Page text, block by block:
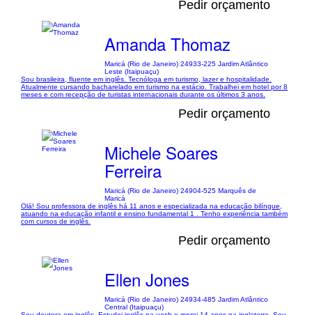
Pedir orçamento
Amanda Thomaz
Maricá (Rio de Janeiro) 24933-225 Jardim Atlântico
Leste (Itaipuaçu)
Sou brasileira, fluente em inglês. Tecnóloga em turismo, lazer e hospitalidade.
Atualmente cursando bacharelado em turismo na estácio. Trabalhei em hotel por 8
meses e com recepção de turistas internacionais durante os últimos 3 anos.
Pedir orçamento
Michele Soares
Ferreira
Maricá (Rio de Janeiro) 24904-525 Marquês de
Maricá
Olá! Sou professora de inglês há 11 anos e especializada na educação bilíngue,
atuando na educação infantil e ensino fundamental 1 . Tenho experiência também
com cursos de inglês.
Pedir orçamento
Ellen Jones
Maricá (Rio de Janeiro) 24934-485 Jardim Atlântico
Central (Itaipuaçu)